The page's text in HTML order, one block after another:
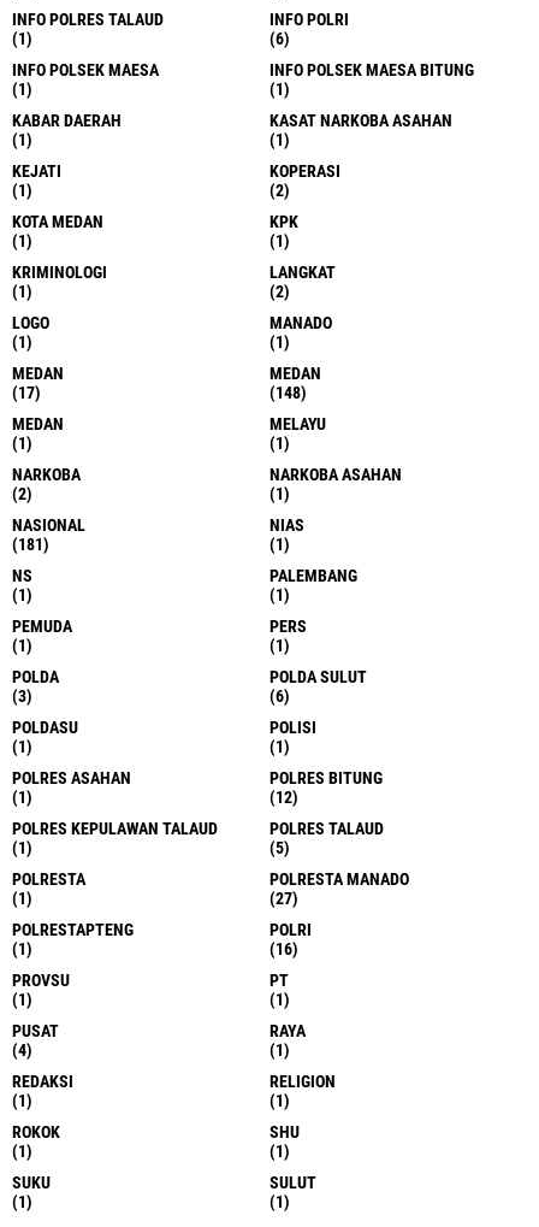
INFO POLRES TALAUD
(1)
INFO POLRI
(6)
INFO POLSEK MAESA
(1)
INFO POLSEK MAESA BITUNG
(1)
KABAR DAERAH
(1)
KASAT NARKOBA ASAHAN
(1)
KEJATI
(1)
KOPERASI
(2)
KOTA MEDAN
(1)
KPK
(1)
KRIMINOLOGI
(1)
LANGKAT
(2)
LOGO
(1)
MANADO
(1)
MEDAN
(17)
MEDAN
(148)
MEDAN
(1)
MELAYU
(1)
NARKOBA
(2)
NARKOBA ASAHAN
(1)
NASIONAL
(181)
NIAS
(1)
NS
(1)
PALEMBANG
(1)
PEMUDA
(1)
PERS
(1)
POLDA
(3)
POLDA SULUT
(6)
POLDASU
(1)
POLISI
(1)
POLRES ASAHAN
(1)
POLRES BITUNG
(12)
POLRES KEPULAWAN TALAUD
(1)
POLRES TALAUD
(5)
POLRESTA
(1)
POLRESTA MANADO
(27)
POLRESTAPTENG
(1)
POLRI
(16)
PROVSU
(1)
PT
(1)
PUSAT
(4)
RAYA
(1)
REDAKSI
(1)
RELIGION
(1)
ROKOK
(1)
SHU
(1)
SUKU
(1)
SULUT
(1)